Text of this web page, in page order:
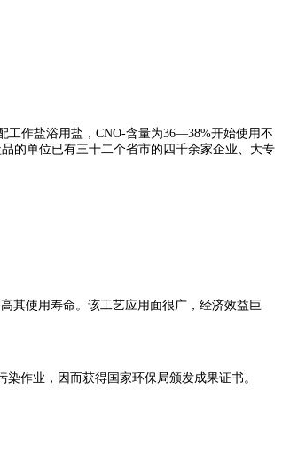
作盐浴用盐，CNO-含量为36—38%开始使用不
的单位已有三十二个省市的四千余家企业、大专
其使用寿命。该工艺应用面很广，经济效益巨
作业，因而获得国家环保局颁发成果证书。